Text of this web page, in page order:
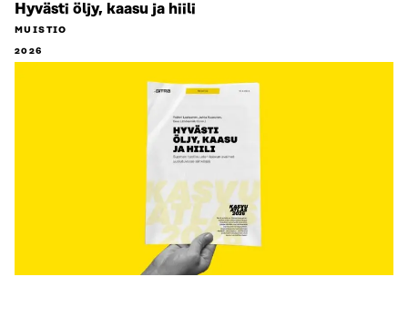
Hyvästi öljy, kaasu ja hiili
MUISTIO
2026